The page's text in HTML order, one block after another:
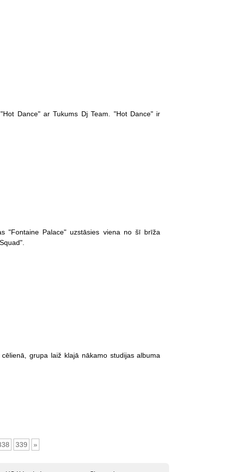
Dance" ar Tukums Dj Team. "Hot Dance" ir
"Fontaine Palace" uzstāsies viena no šī brīža
grupa laiž klajā nākamo studijas albuma
339 »